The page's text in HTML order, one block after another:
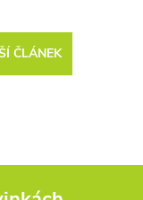
ČLÁNEK